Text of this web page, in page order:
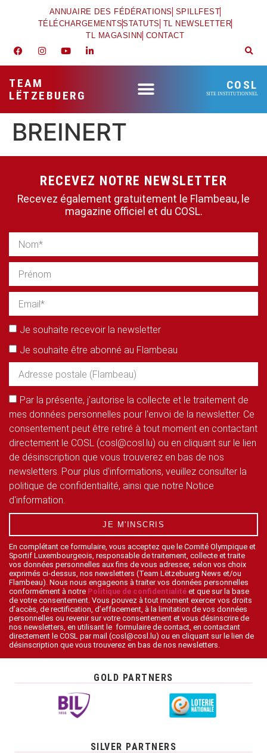
ANNUAIRE DES FÉDÉRATIONS SPILLFEST
TÉLÉCHARGEMENTSSTATUTS TL NEWSLETTER
TL MAGASINN CONTACT
TEAM
LËTZEBUERG
COSL
SITE INSTITUTIONNEL
BREINERT
RECEVEZ NOTRE NEWSLETTER
Recevez également gratuitement le Flambeau, le
magazine officiel et du COSL.
Je souhaite recevoir la newsletter
Je souhaite être abonné au Flambeau
Par la présente, j'autorise la collecte et le traitement de
mes données personnelles pour l'envoi de la newsletter. Ce
consentement peut être retiré à tout moment en contactant
directement le COSL (cosl@cosl.lu) ou en cliquant sur le lien
de désinscription que vous trouverez en bas de nos
newsletters. Pour plus d'informations, veuillez consulter la
politique de confidentialité, ainsi que notre Notice
d'information.
JE M'INSCRIS
En complétant ce formulaire, vous acceptez que le Comité Olympique et
Sportif Luxembourgeois, responsable de traitement, collecte et traite
vos données personnelles aux fins de vous adresser, selon vos choix
exprimés ci-dessus, nos newsletters (Team Lëtzebuerg News et/ou
Flambeau). Nous nous engageons à traiter vos données personnelles
conformément à notre Politique de confidentialité et que sur la base
de votre consentement. Vous pouvez à tout moment exercer vos droits
d’accès, de rectification, d’effacement, à la limitation de vos données
personnelles ou revenir sur votre consentement et vous désinscrire de
nos newsletters, en utilisant le formulaire de contact, en contactant
directement le COSL par mail (cosl@cosl.lu) ou en cliquant sur le lien de
désinscription que vous trouverez en bas de nos newsletters.
GOLD PARTNERS
SILVER PARTNERS